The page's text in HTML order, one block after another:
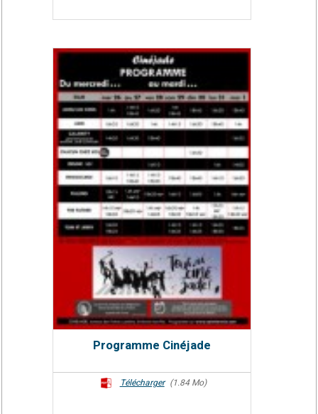
Programme Cinéjade
Télécharger (1.84 Mo)